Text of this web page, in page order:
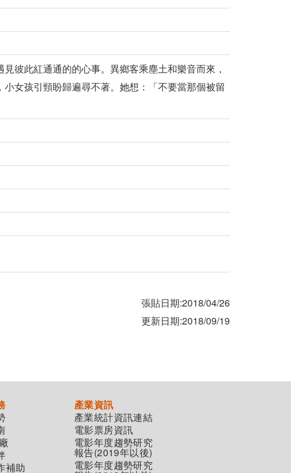
彼此紅通通的的心事。異鄉客乘塵土和樂音而來，
女孩引頸盼歸遍尋不著。她想：「不要當那個被留
張貼日期:2018/04/26
更新日期:2018/09/19
補助
產業資訊
產業統計資訊連結
電影票房資訊
電影年度趨勢研究
報告(2019年以後)
電影年度趨勢研究